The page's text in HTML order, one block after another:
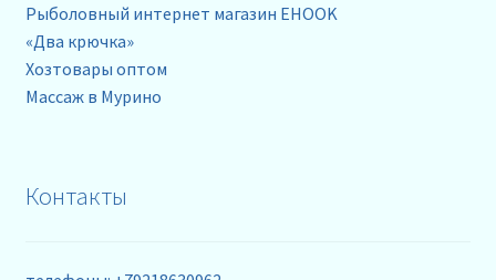
Рыболовный интернет магазин EHOOK
«Два крючка»
Хозтовары оптом
Массаж в Мурино
Контакты